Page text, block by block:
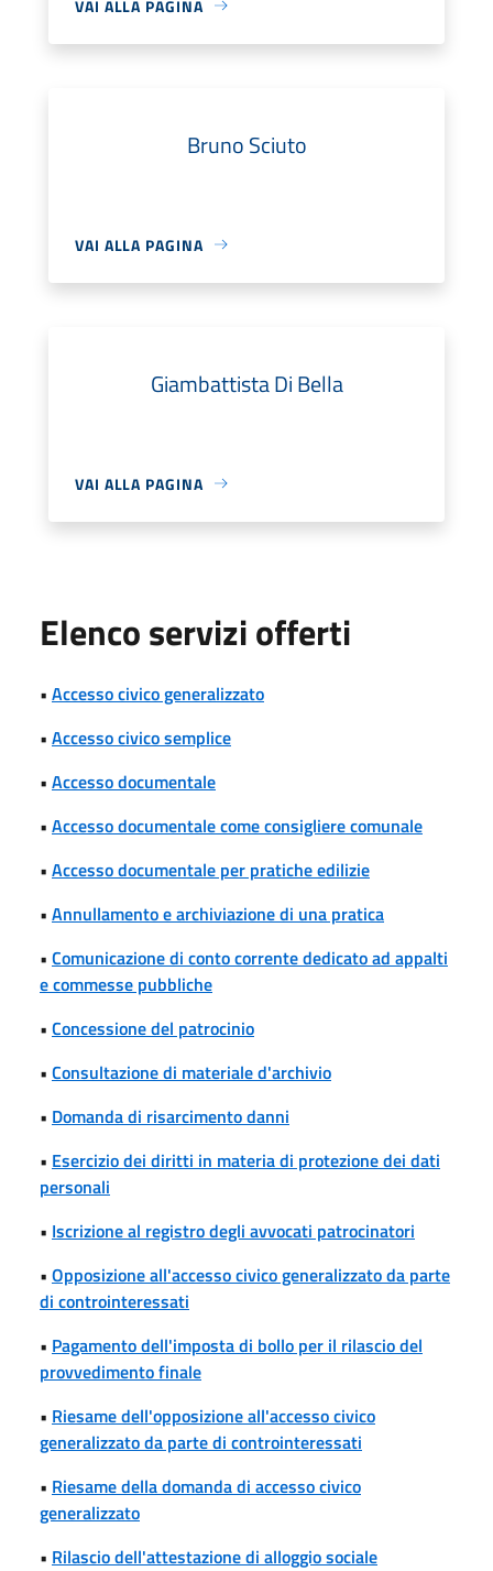
VAI ALLA PAGINA
Bruno Sciuto
VAI ALLA PAGINA
Giambattista Di Bella
VAI ALLA PAGINA
Elenco servizi offerti
• Accesso civico generalizzato
• Accesso civico semplice
• Accesso documentale
• Accesso documentale come consigliere comunale
• Accesso documentale per pratiche edilizie
• Annullamento e archiviazione di una pratica
• Comunicazione di conto corrente dedicato ad appalti
e commesse pubbliche
• Concessione del patrocinio
• Consultazione di materiale d'archivio
• Domanda di risarcimento danni
• Esercizio dei diritti in materia di protezione dei dati
personali
• Iscrizione al registro degli avvocati patrocinatori
• Opposizione all'accesso civico generalizzato da parte
di controinteressati
• Pagamento dell'imposta di bollo per il rilascio del
provvedimento finale
• Riesame dell'opposizione all'accesso civico
generalizzato da parte di controinteressati
• Riesame della domanda di accesso civico
generalizzato
• Rilascio dell'attestazione di alloggio sociale